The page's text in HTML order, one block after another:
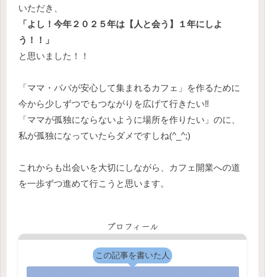
いただき、
「よし！今年２０２５年は【人と会う】１年にしよ
う！！」
と思いました！！
「ママ・パパが安心して集まれるカフェ」を作るために
今から少しずつでもつながりを広げて行きたい‼️
「ママが孤独にならないように場所を作りたい」のに、
私が孤独になっていたらダメですしね(^_^;)
これからも出会いを大切にしながら、カフェ開業への道
を一歩ずつ進めて行こうと思います。
プロフィール
この記事を書いた人